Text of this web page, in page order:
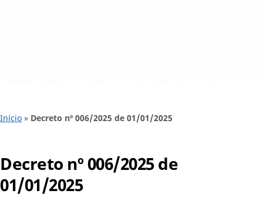
Início » Decreto nº 006/2025 de 01/01/2025
Decreto nº 006/2025 de
01/01/2025